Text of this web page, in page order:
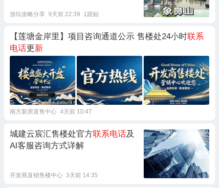
游玩攻略分享 9天前 22:39 1跟贴
【莲塘金岸里】项目咨询通道公示 售楼处24小时联系
电话更新
南方新房直售中心 4天前 10:47
城建云宸汇售楼处官方联系电话及
AI客服咨询方式详解
开发商直销售楼中心 3天前 14:35